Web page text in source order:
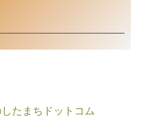
たまちドットコム